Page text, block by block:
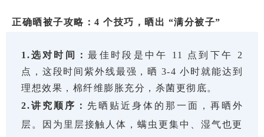
正确晒被子攻略：4 个技巧，晒出 “满分被子”
1.选对时间：最佳时段是中午 11 点到下午 2
点，这段时间紫外线最强，晒 3-4 小时就能达到
理想效果，棉纤维膨胀充分，杀菌更彻底。
2.讲究顺序： 先晒贴近身体的那一面，再晒外
层。因为里层接触人体，螨虫更集中、湿气也更